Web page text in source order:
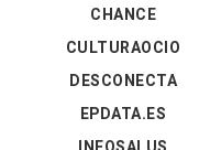
CHANCE
CULTURAOCIO
DESCONECTA
EPDATA.ES